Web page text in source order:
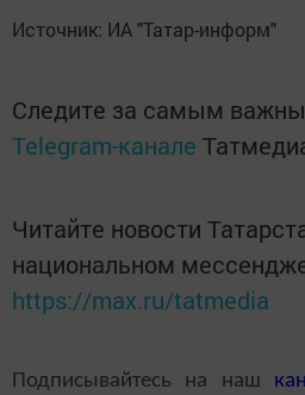
Источник: ИА "Татар-информ"
Следите за самым
Telegram-канале
Читайте новости
национальном
https://max.ru/tatmedia
Подписывайтесь на наш